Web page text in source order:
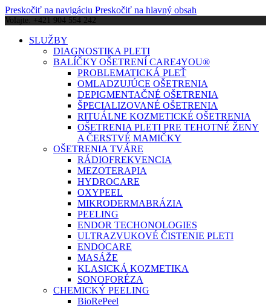
Preskočiť na navigáciu Preskočiť na hlavný obsah
Volajte: +421 904 554 242
SLUŽBY
DIAGNOSTIKA PLETI
BALÍČKY OŠETRENÍ CARE4YOU®
PROBLEMATICKÁ PLEŤ
OMLADZUJÚCE OŠETRENIA
DEPIGMENTAČNÉ OŠETRENIA
ŠPECIALIZOVANÉ OŠETRENIA
RITUÁLNE KOZMETICKÉ OŠETRENIA
OŠETRENIA PLETI PRE TEHOTNÉ ŽENY
A ČERSTVÉ MAMIČKY
OŠETRENIA TVÁRE
RÁDIOFREKVENCIA
MEZOTERAPIA
HYDROCARE
OXYPEEL
MIKRODERMABRÁZIA
PEELING
ENDOR TECHONOLOGIES
ULTRAZVUKOVÉ ČISTENIE PLETI
ENDOCARE
MASÁŽE
KLASICKÁ KOZMETIKA
SONOFORÉZA
CHEMICKÝ PEELING
BioRePeel